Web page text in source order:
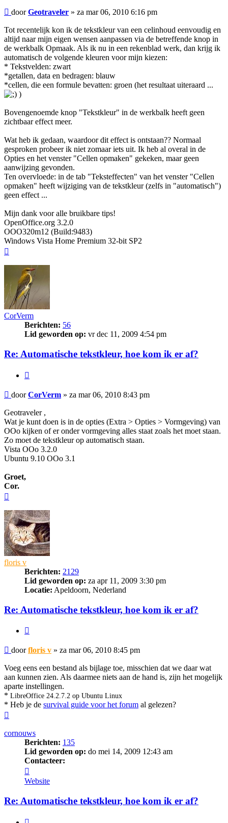
Bericht
doorGeotraveler » za mar 06, 2010 6:16 pm
Tot recentelijk kon ik de tekstkleur van een celinhoud eenvoudig en
altijd naar mijn eigen wensen aanpassen via de betreffende knop in
de werkbalk Opmaak. Als ik nu in een rekenblad werk, dan krijg ik
automatisch de volgende kleuren voor mijn kiezen:
* Tekstvelden: zwart
*getallen, data en bedragen: blauw
*cellen, die een formule bevatten: groen (het resultaat uiteraard ...
)
Bovengenoemde knop "Tekstkleur" in de werkbalk heeft geen
zichtbaar effect meer.
Wat heb ik gedaan, waardoor dit effect is ontstaan?? Normaal
gesproken probeer ik niet zomaar iets uit. Ik heb al overal in de
Opties en het venster "Cellen opmaken" gekeken, maar geen
aanwijzing gevonden.
Ten overvloede: in de tab "Teksteffecten" van het venster "Cellen
opmaken" heeft wijziging van de tekstkleur (zelfs in "automatisch")
geen effect ...
Mijn dank voor alle bruikbare tips!
OpenOffice.org 3.2.0
OOO320m12 (Build:9483)
Windows Vista Home Premium 32-bit SP2
CorVerm
Berichten: 56
Lid geworden op: vr dec 11, 2009 4:54 pm
Re: Automatische tekstkleur, hoe kom ik er af?
Bericht
doorCorVerm » za mar 06, 2010 8:43 pm
Geotraveler ,
Wat je kunt doen is in de opties (Extra > Opties > Vormgeving) van
OOo kijken of er onder vormgeving alles staat zoals het moet staan.
Zo moet de tekstkleur op automatisch staan.
Vista OOo 3.2.0
Ubuntu 9.10 OOo 3.1
Groet,
Cor.
floris v
Berichten: 2129
Lid geworden op: za apr 11, 2009 3:30 pm
Locatie: Apeldoorn, Nederland
Re: Automatische tekstkleur, hoe kom ik er af?
Bericht
doorfloris v » za mar 06, 2010 8:45 pm
Voeg eens een bestand als bijlage toe, misschien dat we daar wat
aan kunnen zien. Als daarmee niets aan de hand is, zijn het mogelijk
aparte instellingen.
* LibreOffice 24.2.7.2 op Ubuntu Linux
* Heb je de survival guide voor het forum al gelezen?
cornouws
Berichten: 135
Lid geworden op: do mei 14, 2009 12:43 am
Contacteer:
cornouws
Website
Re: Automatische tekstkleur, hoe kom ik er af?